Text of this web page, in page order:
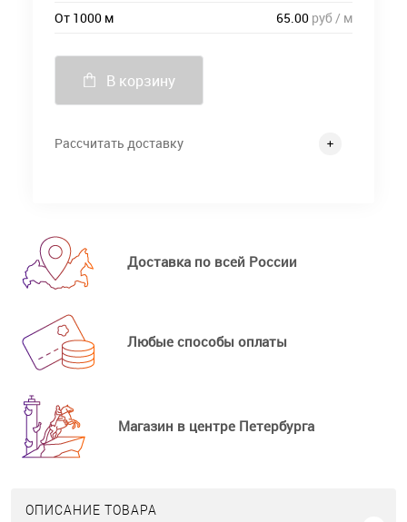
От 1000 м
65.00 руб / м
В корзину
Рассчитать доставку
Доставка по всей России
Любые способы оплаты
Магазин в центре Петербурга
ОПИСАНИЕ ТОВАРА